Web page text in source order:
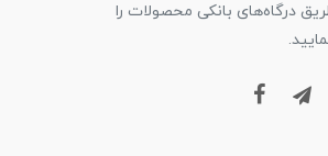
درگاه‌های بانکی محصولات را